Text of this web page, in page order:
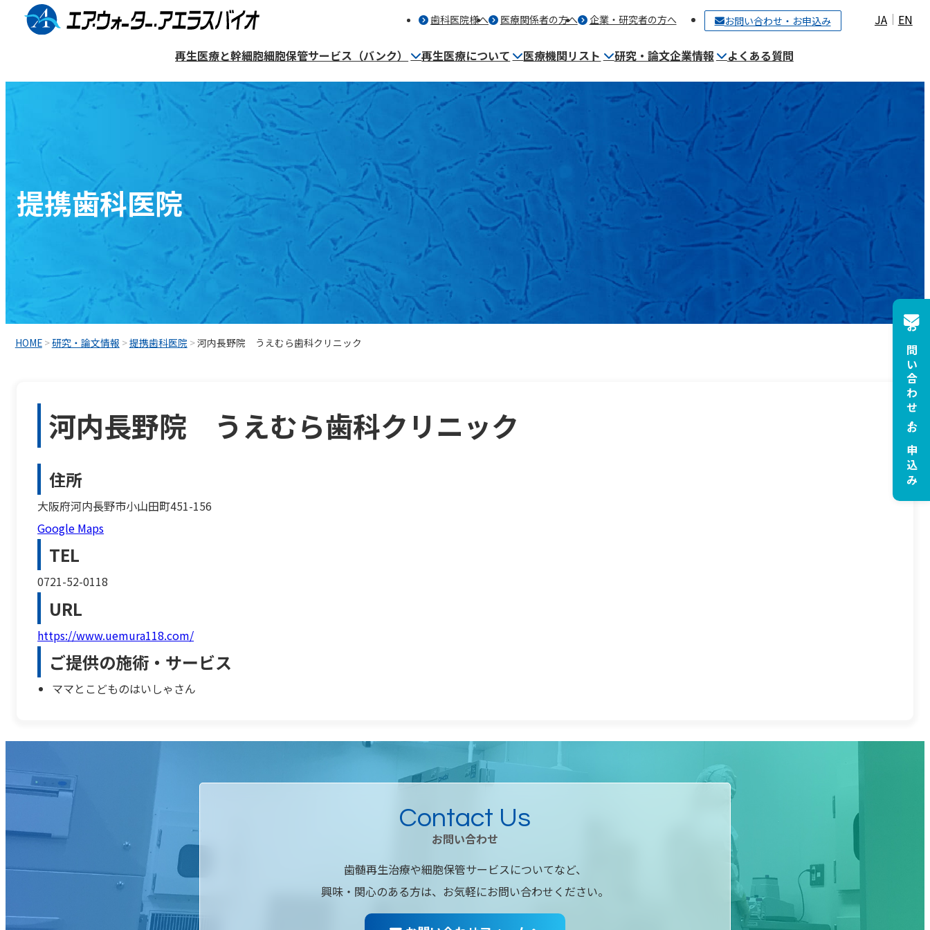
ン
ツ
歯科医院様へ 医療関係者の方へ 企業・研究者の方へ お問い合わせ・お申込み EN
JA
再生医療と幹細胞細胞保管サービス（バンク）
細胞保管サービス（バンク）
歯髄幹細胞について 細胞保管サービス（バンク）とは
ご契約〜細胞保管までの流れ
保管プランと料金
保管者・歯科医師の声
細胞培養施設（CPC）について
細胞の利用について
マンガ～バンク保管編～
再生医療について
再生医療について
歯髄再生治療
歯髄再生治療について
一般的な治療法との違い
象牙質再生について
歯髄再生治療をご検討の方へ
マンガ〜歯髄再生治療編〜
医療機関リスト
医療機関リスト
提携歯科医院検索ページ 再生医療を提供する医療機関
研究・論文企業情報
企業情報
企業概要 事業内容
よくある質問
提携歯科医院
HOME>研究・論文情報 >提携歯科医院 >河内長野院 うえむら歯科クリニック
河内長野院 うえむら歯科クリニック
住所
大阪府河内長野市小山田町451-156
Google Maps
TEL
0721-52-0118
URL
https://www.uemura118.com/
ご提供の施術・サービス
ママとこどものはいしゃさん
Contact Us
お問い合わせ
歯髄再生治療や細胞保管サービスについてなど、
興味・関心のある方は、お気軽にお問い合わせください。
お問い合わせ・お申込み